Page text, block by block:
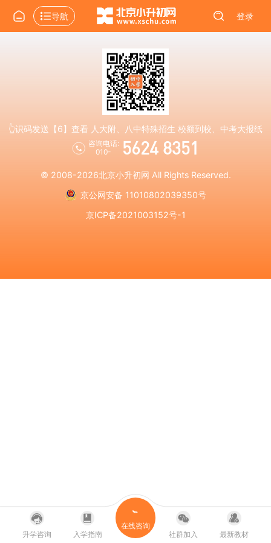
导航 登录
👆识码发送【6】查看 人大附、八中特殊招生 校额到校、中考大报纸
咨询电话:
010-
5624 8351
© 2008-2026北京小升初网 All Rights Reserved.
京公网安备 11010802039350号
京ICP备2021003152号-1
升学咨询 入学指南
在线咨询
社群加入
最新教材